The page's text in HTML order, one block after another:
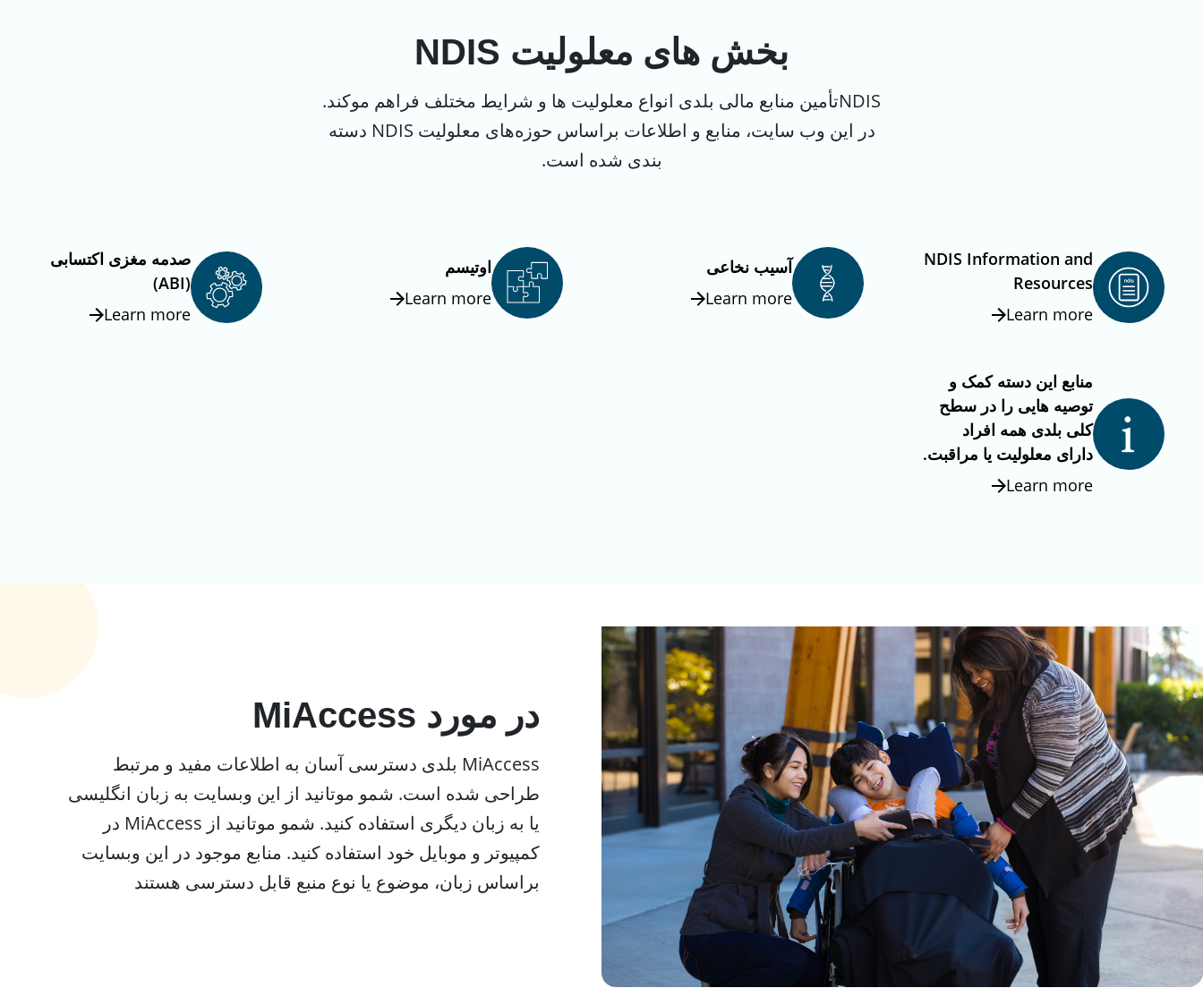
بخش های معلولیت NDIS
NDISتأمین منابع مالی بلدی انواع معلولیت ‌ها و شرایط مختلف فراهم مو‌کند.
در این وب سایت، منابع و اطلاعات براساس حوزه‌های معلولیت NDIS دسته‌
بندی شده است.
NDIS Information and
Resources
Learn more
آسیب نخاعی
Learn more
اوتیسم
Learn more
صدمه مغزی اکتسابی
(ABI)
Learn more
منابع این دسته کمک و
توصیه هایی را در سطح
کلی بلدی همه افراد
دارای معلولیت یا مراقبت.
Learn more
در مورد MiAccess
MiAccess بلدی دسترسی آسان به اطلاعات مفید و مرتبط
طراحی شده است. شمو موتانید از این وبسایت به زبان انگلیسی
یا به زبان دیگری استفاده کنید. شمو موتانید از MiAccess در
کمپیوتر و موبایل خود استفاده کنید. منابع موجود در این وبسایت
براساس زبان، موضوع یا نوع منبع قابل دسترسی هستند